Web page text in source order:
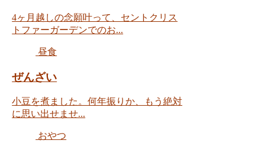
4ヶ月越しの念願叶って、セントクリス
トファーガーデンでのお...
昼食
ぜんざい
小豆を煮ました。何年振りか、もう絶対
に思い出せませ...
おやつ